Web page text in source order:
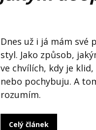
Dnes už i já mám
styl. Jako způsob,
ve chvílích, kdy je
nebo pochybuju. A
rozumím.
Celý článek